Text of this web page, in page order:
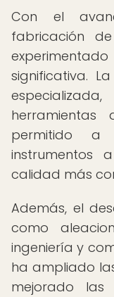
Con el
fabricación
significativa.
permitido a
instrumentos
calidad más
Además, el
como
ingeniería y
ha ampliado
mejorado las